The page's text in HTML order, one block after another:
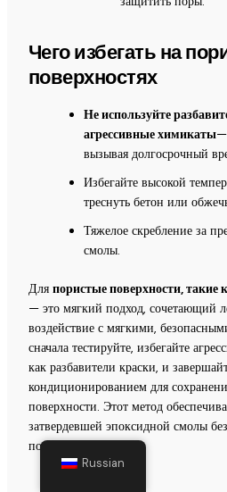
Чего избегать на
поверхностях
Не используйте
агрессивные химикаты—
вызывая долгосрочный
Избегайте высокой
треснуть бетон или
Тяжелое скребление за
смолы.
Для пористые поверхности, такие
— это мягкий подход, сочетающий
воздействие с мягкими,
сначала тестируйте, избегайте
как разбавители краски, и
кондиционированием для
поверхности. Этот метод
затвердевшей эпоксидной смолы
под ней.
Russian